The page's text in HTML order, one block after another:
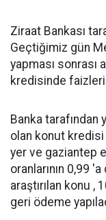
Ziraat Bankası
Geçtiğimiz gün
yapması sonrası
kredisinde
Banka tarafından
olan konut kredisi
yer ve gaziantep
oranlarının 0,99
araştırılan konu ,
geri ödeme